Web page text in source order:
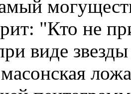
"Кто не
виде